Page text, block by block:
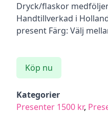
Dryck/flaskor
Handtillverkad i
present Färg: Välj
Köp nu
Kategorier
Presenter 1500 kr,